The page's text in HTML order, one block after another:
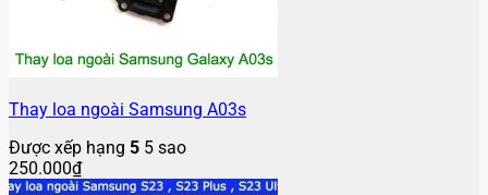
Thay loa ngoài Samsung A03s
Được xếp hạng 5 5 sao
250.000₫